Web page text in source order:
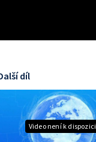
Video není k dispozici
díl